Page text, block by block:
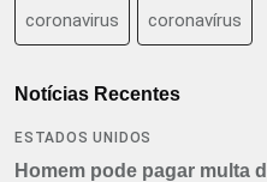
coronavirus coronavírus
Notícias Recentes
ESTADOS UNIDOS
Homem pode pagar multa